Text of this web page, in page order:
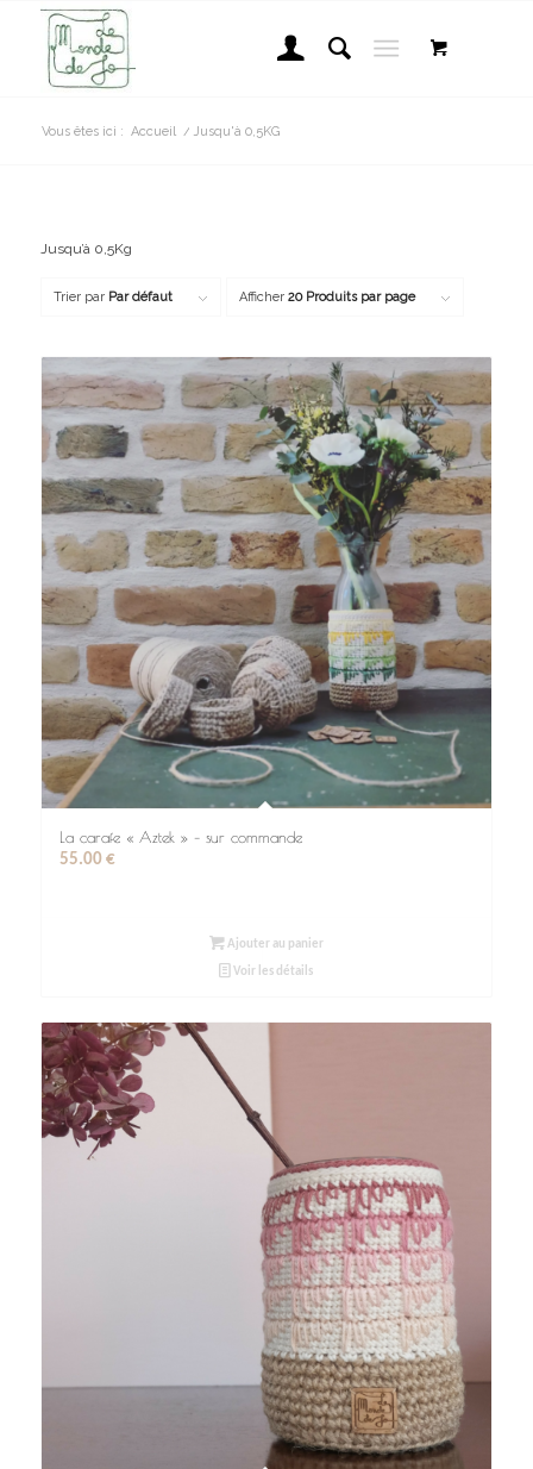
Vous êtes ici : Accueil / Jusqu'à 0,5KG
Jusqu’à 0,5Kg
Trier par Par défaut Afficher 20 Produits par page
La carafe « Aztek » – sur commande
55.00 €
Ajouter au panier
Voir les détails